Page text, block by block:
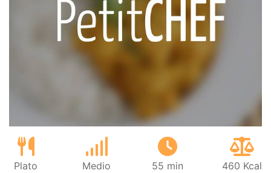
Plato Medio 55 min 460 Kcal